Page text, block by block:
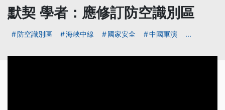
默契 學者：應修訂防空識別區
防空識別區 海峽中線 國家安全 中國軍演 ...